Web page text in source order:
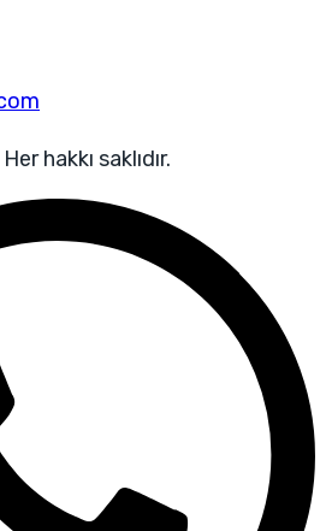
hakkı saklıdır.